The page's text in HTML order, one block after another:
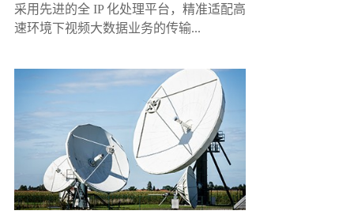
采用先进的全 IP 化处理平台，精准适配高
速环境下视频大数据业务的传输...